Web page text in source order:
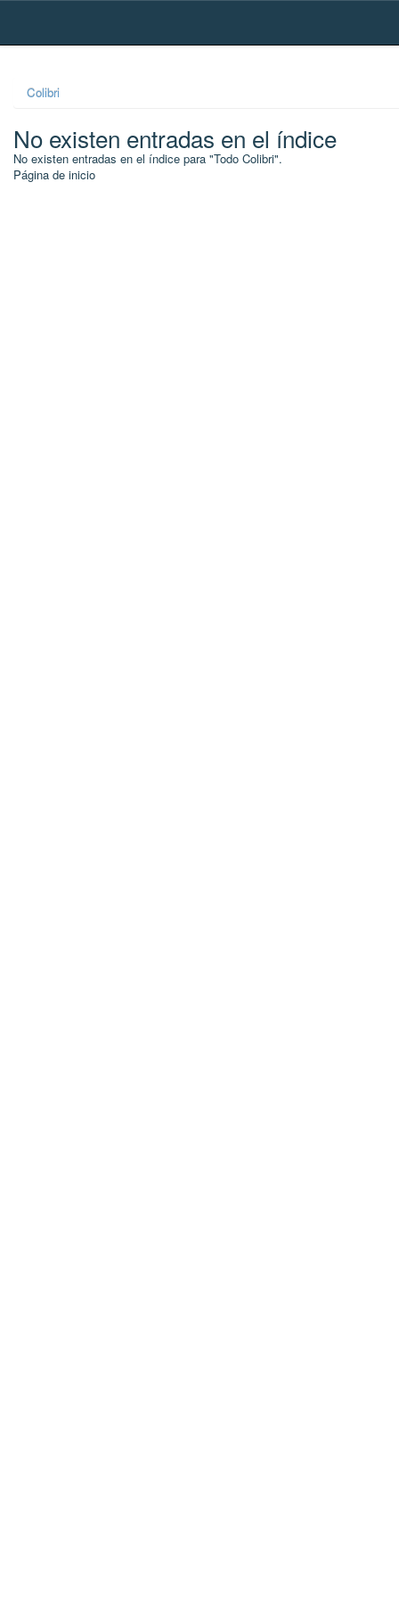
Skip
Colibri
No existen entradas en el índice
No existen entradas en el índice para "Todo Colibri".
Página de inicio